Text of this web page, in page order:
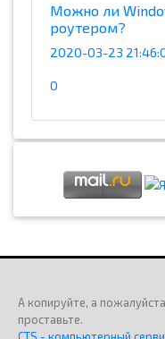
Можно ли
роутером?
2020-03-23
0
А копируйте, а
проставьте.
CTS - компьютерный